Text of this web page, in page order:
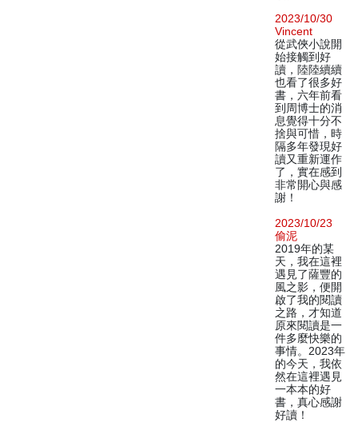
2023/10/30
Vincent
從武俠小說開
始接觸到好
讀，陸陸續續
也看了很多好
書，六年前看
到周博士的消
息覺得十分不
捨與可惜，時
隔多年發現好
讀又重新運作
了，實在感到
非常開心與感
謝！
2023/10/23
偷泥
2019年的某
天，我在這裡
遇見了薩豐的
風之影，便開
啟了我的閱讀
之路，才知道
原來閱讀是一
件多麼快樂的
事情。2023年
的今天，我依
然在這裡遇見
一本本的好
書，真心感謝
好讀！